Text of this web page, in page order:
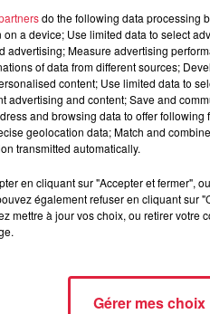
do the following data processing
on a device; Use limited data to select
advertising; Measure advertising
of data from different sources;
content; Use limited data to
advertising and content; Save and
and browsing data to offer
geolocation data; Match and
transmitted automatically.
en cliquant sur "Accepter et fermer",
également refuser en cliquant sur
mettre à jour vos choix, ou retirer
Gérer mes choix